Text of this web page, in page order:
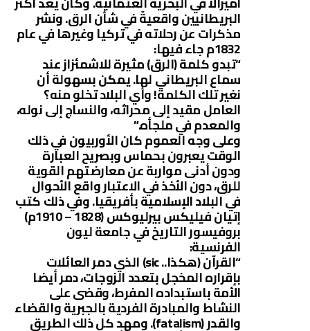
البريطانيين واقعيةً في شأن الرق. ونشر
مذكرات عن رحلاته في تركيا وغيرها في عام
1832م جاء فيها:
“تبدو كلمة (الرق) مثيرة للاشمئزاز عند
سماع البريطاني لها. يمكن بسهولة أن
نغير تلك الكلمة! وأي البلاد تخلو منه؟
العامل مقيد إلى محراثه، والنساج إلى نوله،
والمعدم في ملجأه.”
وعلى وجه العموم كان الأوربيون في ذلك
الوقت يعبرون بحماس وبصريح العبارة
ودون أدنى مواربة عن معارضتهم القوية
للرق، دون الأخذ في الاعتبار واقع الأحوال
في البلاد الإسلامية بأفريقيا. وفي ذلك كتب
إتيان فيليكس بيرليوكس (1828 – 1910م)
بروفيسور التاريخ في جامعة ليون
الفرنسية:
“القرآن (هكذا.. sic) الذي دمر العائلات
بإقراره المخجل بتعدد الزوجات، دمر أيضا
الأمة باستبداده المفرط، وقضى على
النشاط والمبادرة الفردية بالجبرية والقضاء
والقدر (fatalism). ومهد كل ذلك الطريق